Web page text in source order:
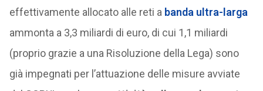
effettivamente allocato alle reti a banda ultra-larga
ammonta a 3,3 miliardi di euro, di cui 1,1 miliardi
(proprio grazie a una Risoluzione della Lega) sono
già impegnati per l’attuazione delle misure avviate